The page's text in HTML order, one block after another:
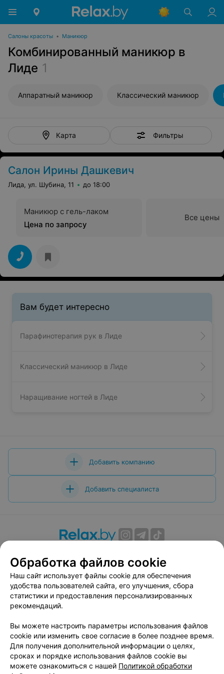
Салоны красоты • Маникюр
Комбинированный маникюр в
Лиде 1
Аппаратный маникюр Классический маникюр
Карта Фильтры
Салон Ирины Дашкевич
Лида, ул. Шубина, 11 до 18:00
Маникюр с гель-лаком
Цена по запросу
Все цены
Вам будет интересно
Парафинотерапия рук в Лиде
Классический маникюр в Лиде
Наращивание ногтей в Лиде
Добавить компанию
Добавить специалиста
Вакансии
Публичный договор
Способы оплаты
Публичный договор по использованию сервиса
«Афиша»
Пользовательское соглашение
Связаться по вопросам сотрудничества
Написать руководителю relax.by
Персональные настройки cookie
Обработка файлов cookie
Наш сайт использует файлы cookie для обеспечения
удобства пользователей сайта, его улучшения, сбора
статистики и предоставления персонализированных
рекомендаций.
Вы можете настроить параметры использования файлов
cookie или изменить свое согласие в более позднее время.
Для получения дополнительной информации о целях,
сроках и порядке использования файлов cookie вы
можете ознакомиться с нашей Политикой обработки